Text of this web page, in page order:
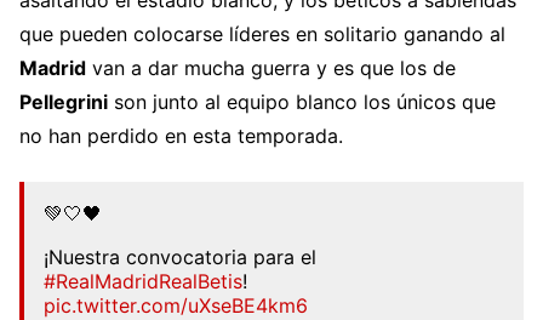
que pueden colocarse líderes en solitario ganando al
Madrid van a dar mucha guerra y es que los de
Pellegrini son junto al equipo blanco los únicos que
no han perdido en esta temporada.
💚🤍🖤
¡Nuestra convocatoria para el
#RealMadridRealBetis!
pic.twitter.com/uXseBE4km6